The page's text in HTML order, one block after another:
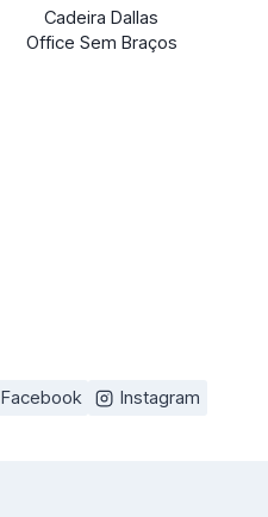
Cadeira Dallas
Office Sem Braços
Facebook Instagram